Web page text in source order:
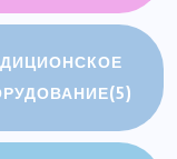
(5)